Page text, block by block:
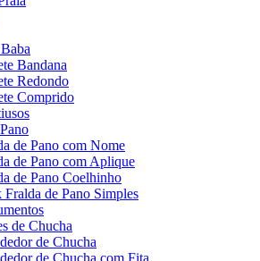
Bandana
Redondo
Comprido
de Pano com Nome
de Pano com Aplique
de Pano Coelhinho
Fralda de Pano Simples
de Chucha
de Chucha
de Chucha com Fita